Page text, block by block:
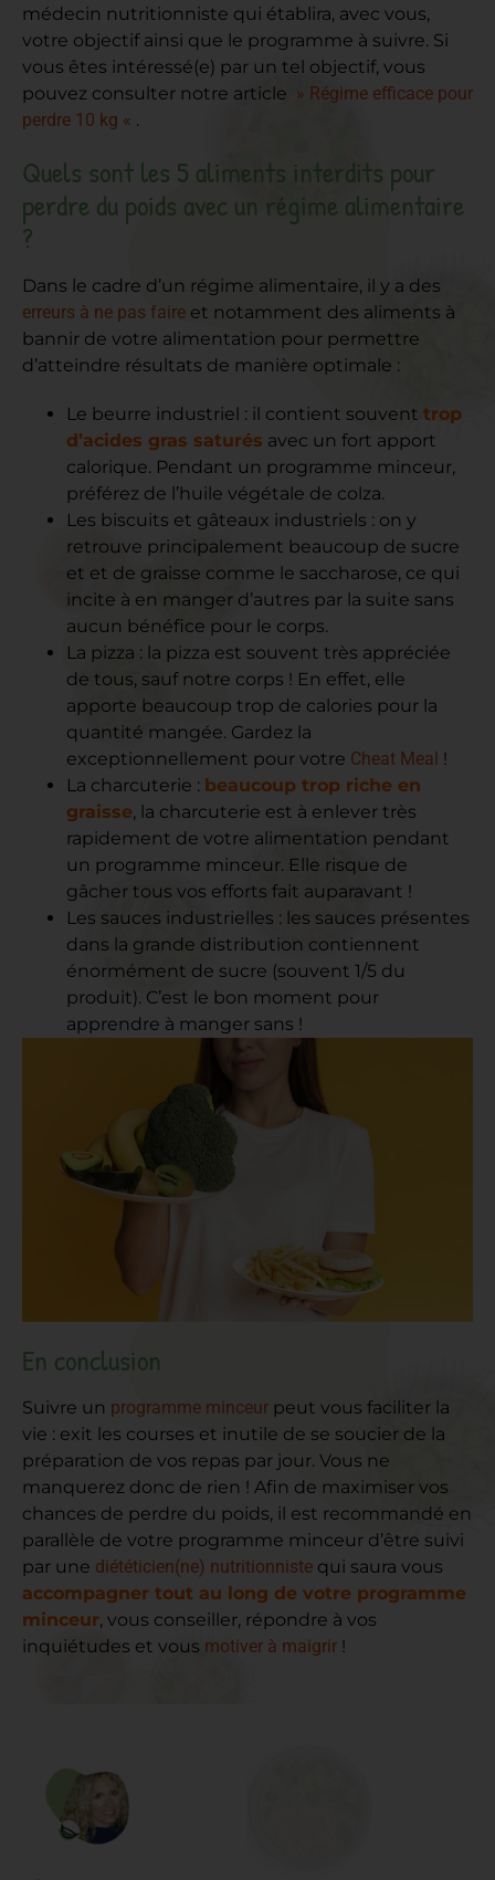
médecin nutritionniste qui établira, avec vous,
votre objectif ainsi que le programme à suivre. Si
vous êtes intéressé(e) par un tel objectif, vous
pouvez consulter notre article » Régime efficace pour
perdre 10 kg « .
Quels sont les 5 aliments interdits pour
perdre du poids avec un régime alimentaire
?
Dans le cadre d’un régime alimentaire, il y a des
erreurs à ne pas faire et notamment des aliments à
bannir de votre alimentation pour permettre
d’atteindre résultats de manière optimale :
Le beurre industriel : il contient souvent trop
d’acides gras saturés avec un fort apport
calorique. Pendant un programme minceur,
préférez de l’huile végétale de colza.
Les biscuits et gâteaux industriels : on y
retrouve principalement beaucoup de sucre
et et de graisse comme le saccharose, ce qui
incite à en manger d’autres par la suite sans
aucun bénéfice pour le corps.
La pizza : la pizza est souvent très appréciée
de tous, sauf notre corps ! En effet, elle
apporte beaucoup trop de calories pour la
quantité mangée. Gardez la
exceptionnellement pour votre Cheat Meal !
La charcuterie : beaucoup trop riche en
graisse, la charcuterie est à enlever très
rapidement de votre alimentation pendant
un programme minceur. Elle risque de
gâcher tous vos efforts fait auparavant !
Les sauces industrielles : les sauces présentes
dans la grande distribution contiennent
énormément de sucre (souvent 1/5 du
produit). C’est le bon moment pour
apprendre à manger sans !
En conclusion
Suivre un programme minceur peut vous faciliter la
vie : exit les courses et inutile de se soucier de la
préparation de vos repas par jour. Vous ne
manquerez donc de rien ! Afin de maximiser vos
chances de perdre du poids, il est recommandé en
parallèle de votre programme minceur d’être suivi
par une diététicien(ne) nutritionniste qui saura vous
accompagner tout au long de votre programme
minceur, vous conseiller, répondre à vos
inquiétudes et vous motiver à maigrir !